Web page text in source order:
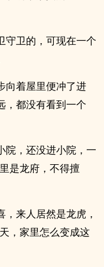
守卫的，可现在一个
向着屋里便冲了进
，都没有看到一个
院，还没进小院，一
是龙府，不得擅
来人居然是龙虎，
，家里怎么变成这